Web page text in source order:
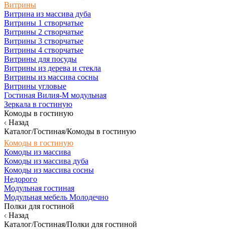
Витрины
Витрина из массива дуба
Витрины 1 створчатые
Витрины 2 створчатые
Витрины 3 створчатые
Витрины 4 створчатые
Витрины для посуды
Витрины из дерева и стекла
Витрины из массива сосны
Витрины угловые
Гостиная Вилия-М модульная
Зеркала в гостиную
Комоды в гостиную
Назад
Каталог/Гостиная/Комоды в гостиную
Комоды в гостиную
Комоды из массива
Комоды из массива дуба
Комоды из массива сосны
Недорого
Модульная гостиная
Модульная мебель Молодечно
Полки для гостиной
Назад
Каталог/Гостиная/Полки для гостиной